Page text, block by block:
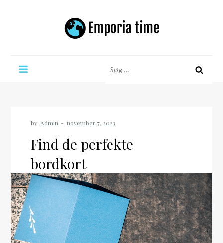
efter:
by: Admin
Find de perfekte
bordkort